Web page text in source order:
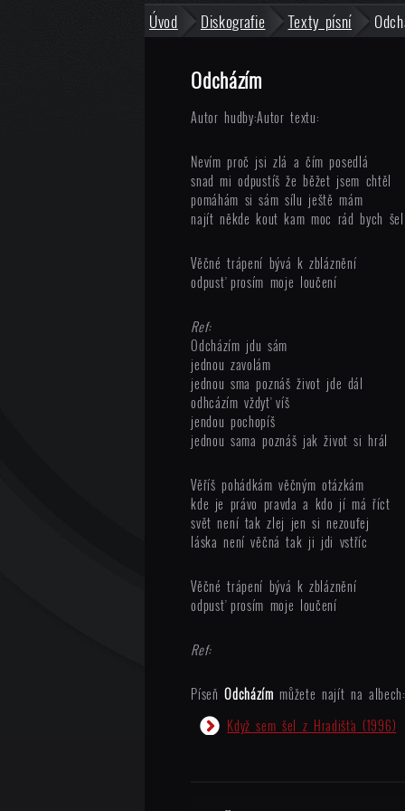
Úvod Diskografie Texty písní
Odcházím
Autor hudby:Autor textu:
Nevím proč jsi zlá a čím posedlá
snad mi odpustíš že běžet jsem chtěl
pomáhám si sám sílu ještě mám
najít někde kout kam moc rád bych šel
Věčné trápení bývá k zbláznění
odpusť prosím moje loučení
Ref:
Odcházím jdu sám
jednou zavolám
jednou sma poznáš život jde dál
odhcázím vždyť víš
jendou pochopíš
jednou sama poznáš jak život si hrál
Věříš pohádkám věčným otázkám
kde je právo pravda a kdo jí má říct
svět není tak zlej jen si nezoufej
láska není věčná tak ji jdi vstříc
Věčné trápení bývá k zbláznění
odpusť prosím moje loučení
Ref:
PíseňOdcházím můžete najít na albech:
Když sem šel z Hradišťa (1996)